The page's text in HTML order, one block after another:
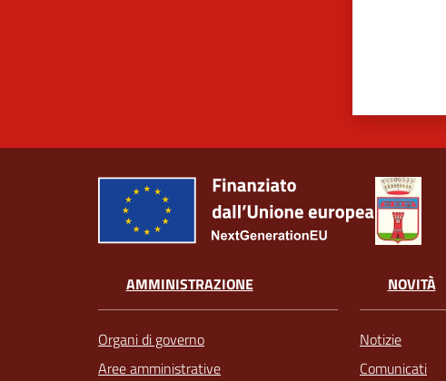
AMMINISTRAZIONE
Organi di governo
Aree amministrative
NOVITÀ
Notizie
Comunicati